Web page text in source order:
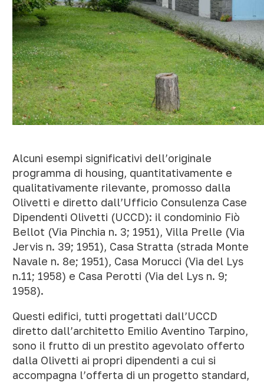
Alcuni esempi significativi dell’originale
programma di housing, quantitativamente e
qualitativamente rilevante, promosso dalla
Olivetti e diretto dall’Ufficio Consulenza Case
Dipendenti Olivetti (UCCD): il condominio Fiò
Bellot (Via Pinchia n. 3; 1951), Villa Prelle (Via
Jervis n. 39; 1951), Casa Stratta (strada Monte
Navale n. 8e; 1951), Casa Morucci (Via del Lys
n.11; 1958) e Casa Perotti (Via del Lys n. 9;
1958).
Questi edifici, tutti progettati dall’UCCD
diretto dall’architetto Emilio Aventino Tarpino,
sono il frutto di un prestito agevolato offerto
dalla Olivetti ai propri dipendenti a cui si
accompagna l’offerta di un progetto standard,